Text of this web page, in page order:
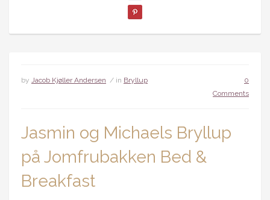
by Jacob Kjøller Andersen / in Bryllup
0
Comments
Jasmin og Michaels Bryllup
på Jomfrubakken Bed &
Breakfast